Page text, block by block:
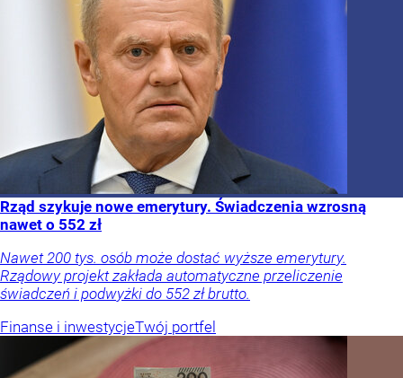
Rząd szykuje nowe emerytury. Świadczenia wzrosną
nawet o 552 zł
Nawet 200 tys. osób może dostać wyższe emerytury.
Rządowy projekt zakłada automatyczne przeliczenie
świadczeń i podwyżki do 552 zł brutto.
Finanse i inwestycjeTwój portfel